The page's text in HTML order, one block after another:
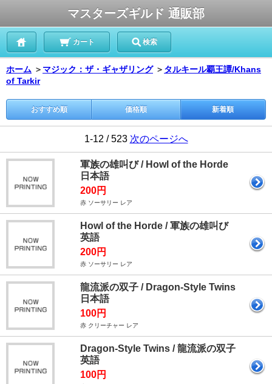
マスターズギルド 通販部
カート 検索
ホーム ＞ マジック：ザ・ギャザリング ＞ タルキール覇王譚/Khans
of Tarkir
おすすめ順 価格順 新着順
1-12 / 523 次のページへ
軍族の雄叫び / Howl of the Horde
日本語
200円
赤 ソーサリー レア
Howl of the Horde / 軍族の雄叫び
英語
200円
赤 ソーサリー レア
龍流派の双子 / Dragon-Style Twins
日本語
100円
赤 クリーチャー レア
Dragon-Style Twins / 龍流派の双子
英語
100円